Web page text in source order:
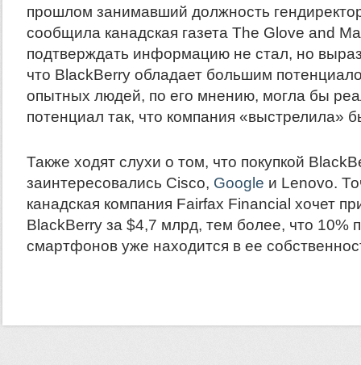
прошлом занимавший должность
сообщила канадская газета The Glove and
подтверждать информацию не стал, но
что BlackBerry обладает большим
опытных людей, по его мнению, могла бы
потенциал так, что компания «выстрелила»
Также ходят слухи о том, что покупкой
заинтересовались Cisco, Google и Lenovo.
канадская компания Fairfax Financial хочет
BlackBerry за $4,7 млрд, тем более, что 10%
смартфонов уже находится в ее